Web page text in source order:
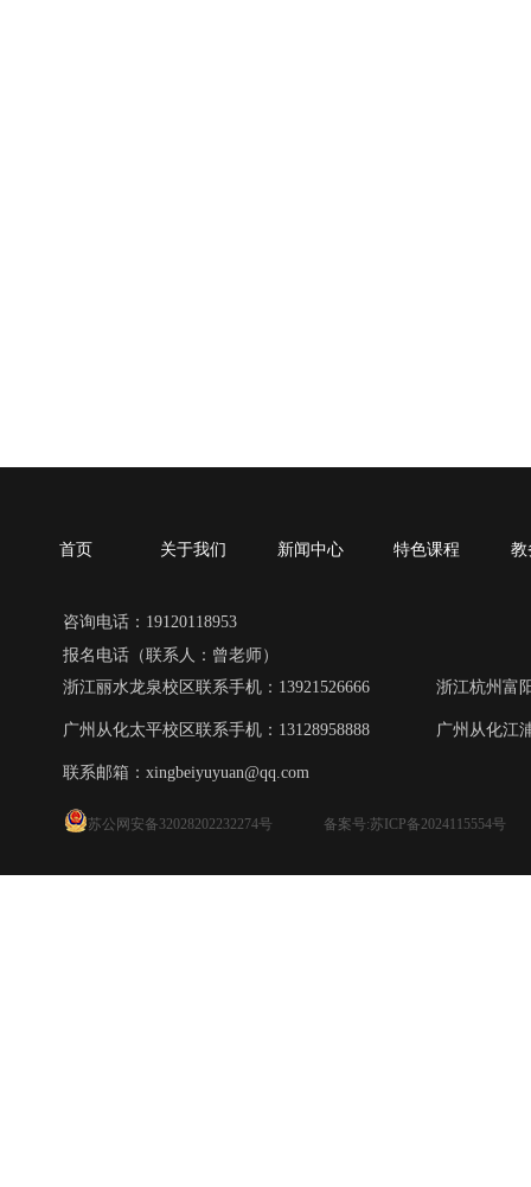
苏公网安备32028202232274号
咨询电话：19120118953
报名电话（联系人：曾老师）
浙江丽水龙泉校区联系手机：13921526666 浙江杭州富
广州从化太平校区联系手机：13128958888 广州从化江
联系邮箱： xingbeiyuyuan@qq.com
首页 关于我们 新闻中心 特色课程 教
备案号:苏ICP备2024115554号